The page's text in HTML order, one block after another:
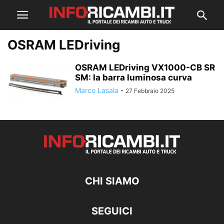
OSRAM LEDriving
OSRAM LEDriving VX1000-CB SR
SM: la barra luminosa curva
Marco Lasala - 27 Febbraio 2025
CHI SIAMO
SEGUICI